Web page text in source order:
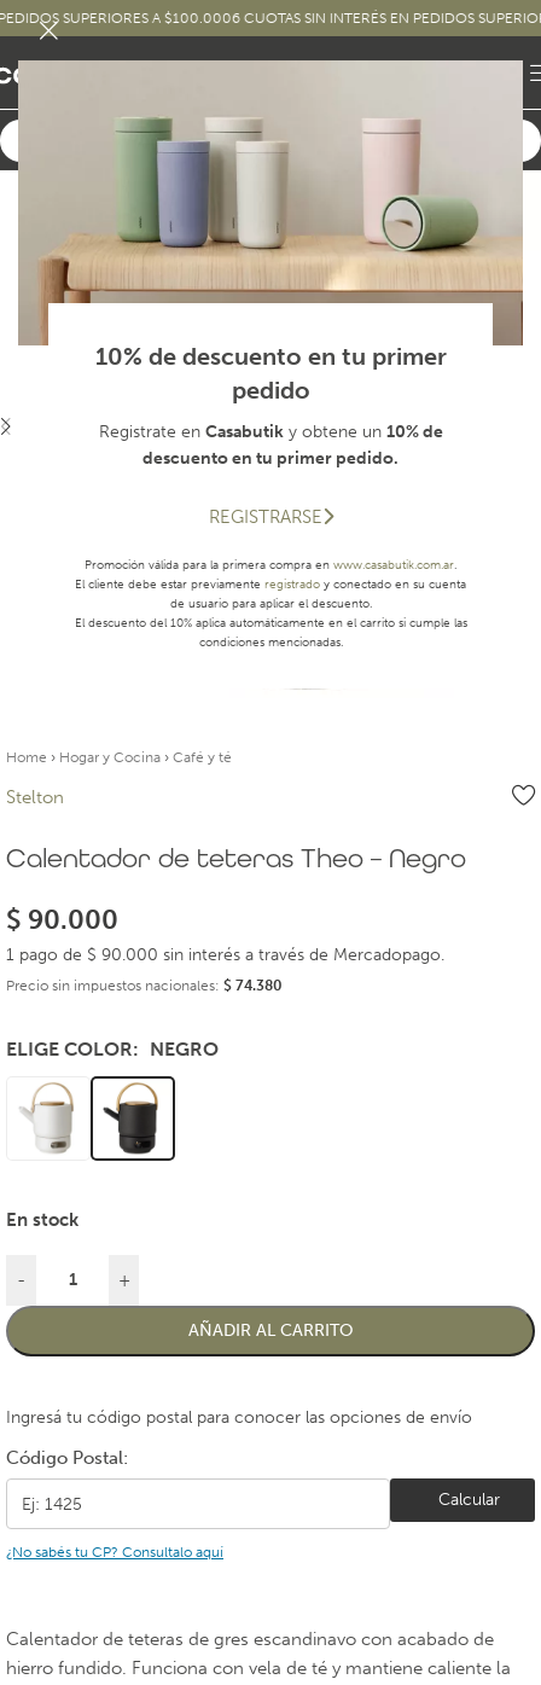
10% de descuento en tu primer
pedido
Registrate en Casabutiky obtene un 10% de
descuento en tu primer pedido.
REGISTRARSE
Promoción válida para la primera compra en www.casabutik.com.ar.
El cliente debe estar previamente registrado y conectado en su cuenta
de usuario para aplicar el descuento.
El descuento del 10% aplica automáticamente en el carrito si cumple las
condiciones mencionadas.
SUPERIORES A $100.0006 CUOTAS SIN INTERÉS EN PEDIDOS SUPERIORES
Home › Hogar y Cocina › Café y té
Stelton
Calentador de teteras Theo – Negro
$ 90.000
1 pago de $ 90.000 sin interés a través de Mercadopago.
Precio sin impuestos nacionales: $ 74.380
ELIGE COLOR NEGRO
En stock
- +
AÑADIR AL CARRITO
Ingresá tu código postal para conocer las opciones de envío
Código Postal:
Calcular
¿No sabés tu CP? Consultalo aquí
Calentador de teteras de gres escandinavo con acabado de
hierro fundido. Funciona con vela de té y mantiene caliente la